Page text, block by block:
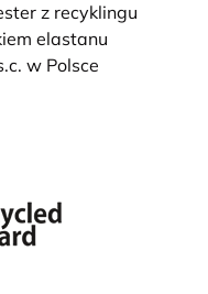
z recyklingu
elastanu
w Polsce